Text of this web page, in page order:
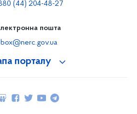
порталу
(44) 204-48-27
пошта
box@nerc.gov.ua